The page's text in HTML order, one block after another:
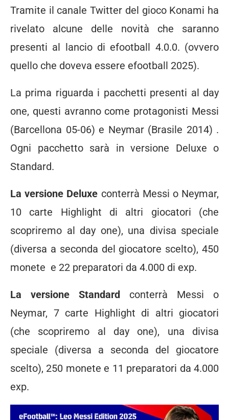
Tramite il canale Twitter del gioco Konami ha
rivelato alcune delle novità che saranno
presenti al lancio di efootball 4.0.0. (ovvero
quello che doveva essere efootball 2025).
La prima riguarda i pacchetti presenti al day
one, questi avranno come protagonisti Messi
(Barcellona 05-06) e Neymar (Brasile 2014) .
Ogni pacchetto sarà in versione Deluxe o
Standard.
La versione Deluxe conterrà Messi o Neymar,
10 carte Highlight di altri giocatori (che
scopriremo al day one), una divisa speciale
(diversa a seconda del giocatore scelto), 450
monete e 22 preparatori da 4.000 di exp.
La versione Standard conterrà Messi o
Neymar, 7 carte Highlight di altri giocatori
(che scopriremo al day one), una divisa
speciale (diversa a seconda del giocatore
scelto), 250 monete e 11 preparatori da 4.000
exp.